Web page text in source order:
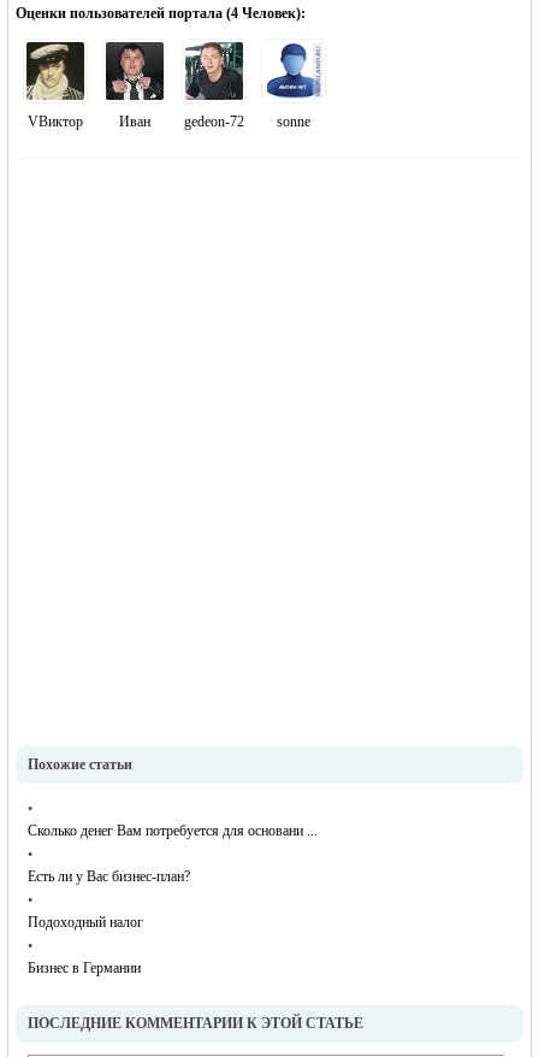
Оценки пользователей портала (4 Человек):
VВиктор Иван gedeon-72 sonne
Похожие статьи
•
Сколько денег Вам потребуется для основани ...
•
Есть ли у Вас бизнес-план?
•
Подоходный налог
•
Бизнес в Германии
ПОСЛЕДНИЕ КОММЕНТАРИИ К ЭТОЙ СТАТЬЕ